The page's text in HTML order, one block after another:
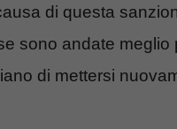
di questa
sono andate meglio
di mettersi